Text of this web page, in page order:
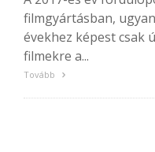
filmgyártásban,
évekhez képest csak
filmekre a...
Tovább